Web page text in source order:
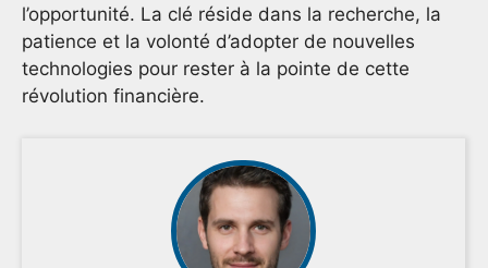
l’opportunité. La clé réside dans la recherche, la
patience et la volonté d’adopter de nouvelles
technologies pour rester à la pointe de cette
révolution financière.